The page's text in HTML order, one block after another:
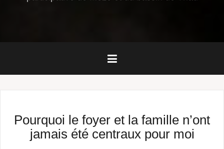
Pourquoi le foyer et la famille n’ont
jamais été centraux pour moi